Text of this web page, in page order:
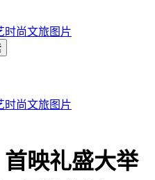
时尚文旅图片
时尚文旅图片
首映礼盛大举